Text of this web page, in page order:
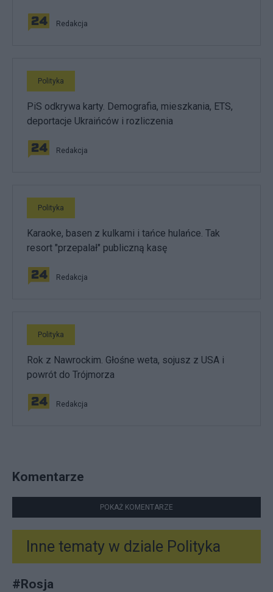
Redakcja
Polityka
PiS odkrywa karty. Demografia, mieszkania, ETS,
deportacje Ukraińców i rozliczenia
Redakcja
Polityka
Karaoke, basen z kulkami i tańce hulańce. Tak
resort "przepalał" publiczną kasę
Redakcja
Polityka
Rok z Nawrockim. Głośne weta, sojusz z USA i
powrót do Trójmorza
Redakcja
Komentarze
POKAŻ KOMENTARZE
Inne tematy w dziale Polityka
#Rosja